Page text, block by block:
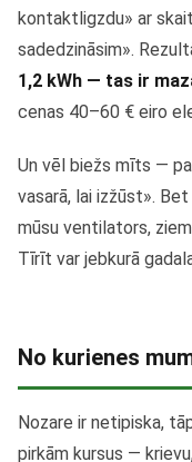
kontaktligzdu» ar
sadedzināsim».
1,2 kWh — tas ir
cenas 40–60 € eiro
Un vēl biežs mīts —
vasarā, lai izžūst». Bet
mūsu ventilators,
Tīrīt var jebkurā
No kurienes
Nozare ir netipiska,
pirkām kursus —